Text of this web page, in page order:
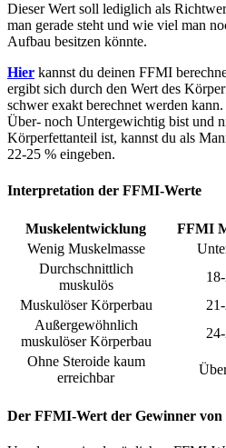
Dieser Wert soll lediglich als
man gerade steht und wie viel man
Aufbau besitzen könnte.
Hier kannst du deinen FFMI
ergibt sich durch den Wert des
schwer exakt berechnet werden
Über- noch Untergewichtig bist und
Körperfettanteil ist, kannst du als
22-25 % eingeben.
Interpretation der FFMI-Werte
Muskelentwicklung FFMI
Wenig Muskelmasse
Durchschnittlich
muskulös
Muskulöser Körperbau
Außergewöhnlich
muskulöser Körperbau
Ohne Steroide kaum
erreichbar
Der FFMI-Wert der Gewinner von